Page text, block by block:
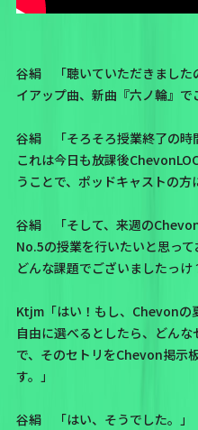
谷絹 「聴いていただきました
イアップ曲、新曲『六ノ輪』で
谷絹 「そろそろ授業終了の時
これは今日も放課後
うことで、ポッドキャストの方
谷絹 「そして、来週の
No.5の授業を行いたいと思っ
どんな課題でございましたっけ
Ktjm「はい！もし、Chevonの
自由に選べるとしたら、どん
で、そのセトリをChevon掲示
す。」
谷絹 「はい、そうでした。」